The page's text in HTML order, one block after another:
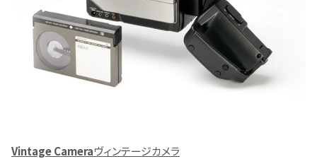
Vintage Cameraヴィンテージカメラ